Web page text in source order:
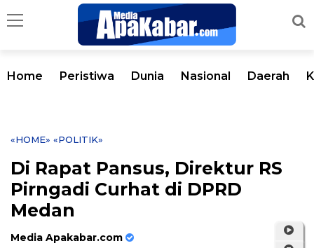
Home Peristiwa Dunia Nasional Daerah
«HOME» «POLITIK»
Di Rapat Pansus, Direktur RS
Pirngadi Curhat di DPRD
Medan
Media Apakabar.com